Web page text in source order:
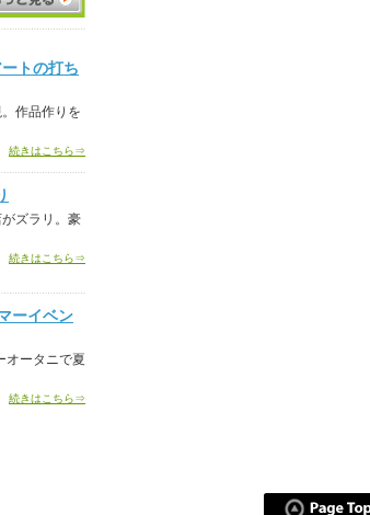
トの打ち
作品作りを
続きはこちら⇒
ズラリ。豪
続きはこちら⇒
ーイベン
オータニで夏
続きはこちら⇒